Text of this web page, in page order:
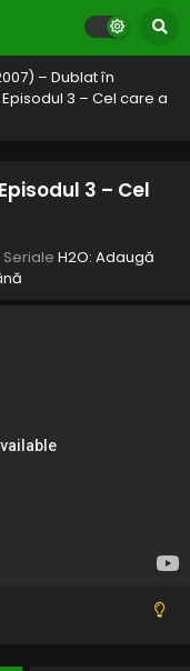
– Dublat în
3 – Cel care a
3 – Cel
Seriale H2O: Adaugă
2025
2 Episodul 12 –
2 Episodul 11 –
2 Episodul 10 – Ai
2025